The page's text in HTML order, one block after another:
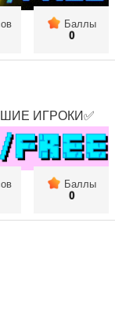
Баллы
0
ИГРОКИ✅
Баллы
0